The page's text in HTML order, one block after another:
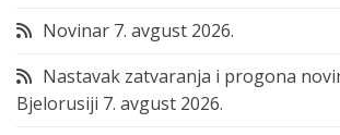
Novinar 7. avgust 2026.
Nastavak zatvaranja i progona
Bjelorusiji 7. avgust 2026.